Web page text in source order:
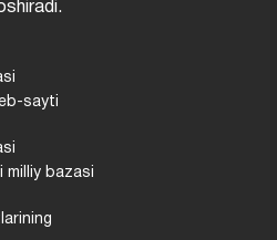
sayti
milliy bazasi